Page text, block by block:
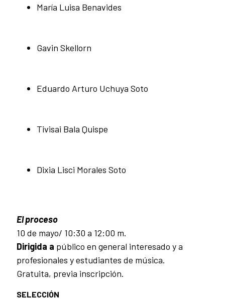
María Luisa Benavides
Gavin Skellorn
Eduardo Arturo Uchuya Soto
Tivisai Bala Quispe
Dixia Lisci Morales Soto
El proceso
10 de mayo/ 10:30 a 12:00 m.
Dirigida a público en general interesado y a
profesionales y estudiantes de música.
Gratuita, previa inscripción.
SELECCIÓN